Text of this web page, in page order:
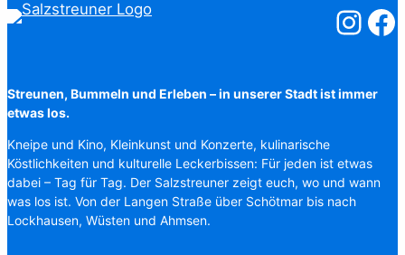
Streunen, Bummeln und Erleben – in unserer Stadt ist immer
etwas los.
Kneipe und Kino, Kleinkunst und Konzerte, kulinarische
Köstlichkeiten und kulturelle Leckerbissen: Für jeden ist etwas
dabei – Tag für Tag. Der Salzstreuner zeigt euch, wo und wann
was los ist. Von der Langen Straße über Schötmar bis nach
Lockhausen, Wüsten und Ahmsen.